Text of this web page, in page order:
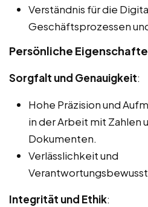
Verständnis für die
Geschäftsprozessen
Persönliche
Sorgfalt und Genauigkeit:
Hohe Präzision und
in der Arbeit mit Zahlen
Dokumenten.
Verlässlichkeit und
Integrität und Ethik: